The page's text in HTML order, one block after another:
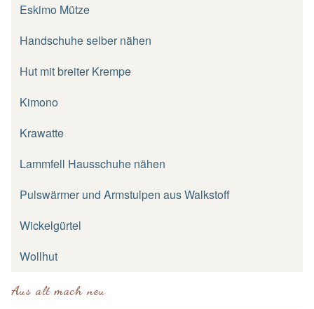
Eskimo Mütze
Handschuhe selber nähen
Hut mit breiter Krempe
Kimono
Krawatte
Lammfell Hausschuhe nähen
Pulswärmer und Armstulpen aus Walkstoff
Wickelgürtel
Wollhut
Aus alt mach neu